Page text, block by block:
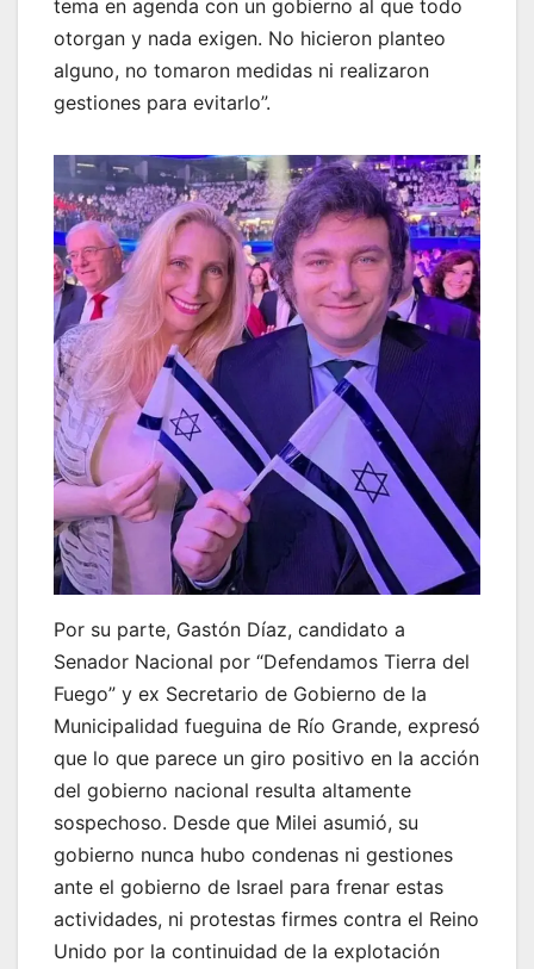
tema en agenda con un gobierno al que todo
otorgan y nada exigen. No hicieron planteo
alguno, no tomaron medidas ni realizaron
gestiones para evitarlo”.
Por su parte, Gastón Díaz, candidato a
Senador Nacional por “Defendamos Tierra del
Fuego” y ex Secretario de Gobierno de la
Municipalidad fueguina de Río Grande, expresó
que lo que parece un giro positivo en la acción
del gobierno nacional resulta altamente
sospechoso. Desde que Milei asumió, su
gobierno nunca hubo condenas ni gestiones
ante el gobierno de Israel para frenar estas
actividades, ni protestas firmes contra el Reino
Unido por la continuidad de la explotación